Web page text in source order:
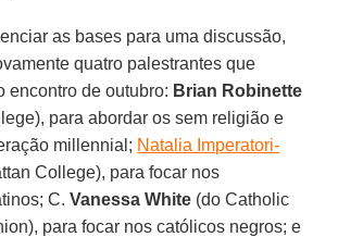
as bases para uma discussão,
quatro palestrantes que
encontro de outubro: Brian Robinette
para abordar os sem religião e
millennial; Natalia Imperatori-
College), para focar nos
C.Vanessa White (do Catholic
para focar nos católicos negros; e